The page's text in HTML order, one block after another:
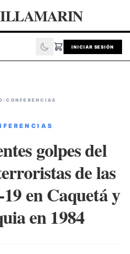
INICIAR SESIÓN
/CONFERENCIAS
golpes del
de las
en Caquetá y
en 1984